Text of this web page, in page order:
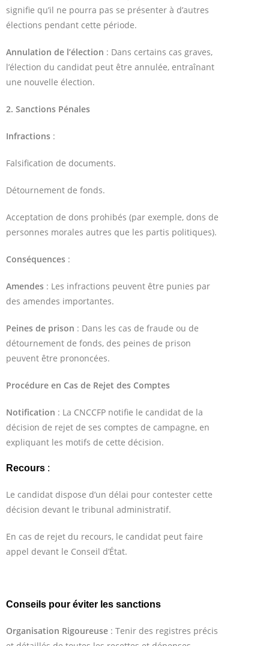
signifie qu’il ne pourra pas se présenter à d’autres
élections pendant cette période.
Annulation de l’élection : Dans certains cas graves,
l’élection du candidat peut être annulée, entraînant
une nouvelle élection.
2. Sanctions Pénales
Infractions :
Falsification de documents.
Détournement de fonds.
Acceptation de dons prohibés (par exemple, dons de
personnes morales autres que les partis politiques).
Conséquences :
Amendes : Les infractions peuvent être punies par
des amendes importantes.
Peines de prison : Dans les cas de fraude ou de
détournement de fonds, des peines de prison
peuvent être prononcées.
Procédure en Cas de Rejet des Comptes
Notification : La CNCCFP notifie le candidat de la
décision de rejet de ses comptes de campagne, en
expliquant les motifs de cette décision.
Recours :
Le candidat dispose d’un délai pour contester cette
décision devant le tribunal administratif.
En cas de rejet du recours, le candidat peut faire
appel devant le Conseil d’État.
Conseils pour éviter les sanctions
Organisation Rigoureuse : Tenir des registres précis